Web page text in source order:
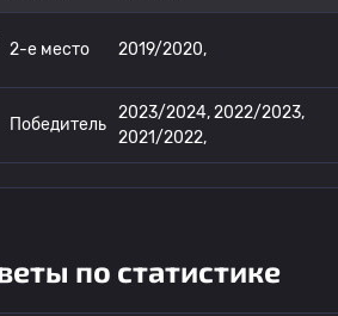
2-е место 2019/2020,
Победитель
2023/2024, 2022/2023,
2021/2022,
по статистике